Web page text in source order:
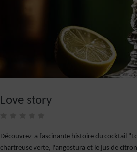
Love story
Découvrez la fascinante histoire du cocktail
chartreuse verte, l'angostura et le jus de